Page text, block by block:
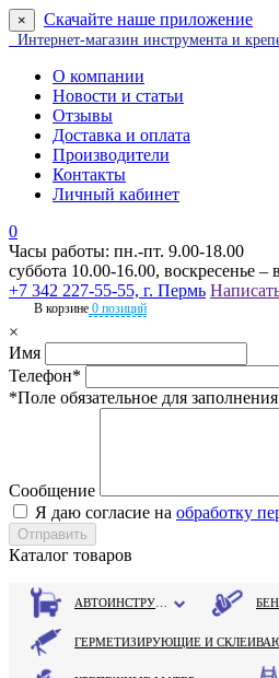
× Скачайте наше приложение
Интернет-магазин инструмента и
О компании
Новости и статьи
Отзывы
Доставка и оплата
Производители
Контакты
Личный кабинет
0
Часы работы: пн.-пт. 9.00-18.00
суббота 10.00-16.00, воскресенье –
+7 342 227-55-55, г. Пермь
В корзине 0 позиций
×
Имя
Телефон*
*Поле обязательное для заполнения
Сообщение
Я даю согласие на обработку
Каталог товаров